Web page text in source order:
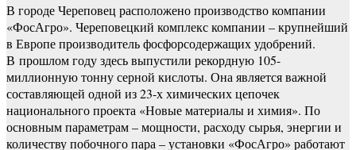
В городе Череповец расположено производство компании
«ФосАгро». Череповецкий комплекс компании – крупнейший
в Европе производитель фосфорсодержащих удобрений.
В прошлом году здесь выпустили рекордную 105-
миллионную тонну серной кислоты. Она является важной
составляющей одной из 23-х химических цепочек
национального проекта «Новые материалы и химия». По
основным параметрам – мощности, расходу сырья, энергии и
количеству побочного пара – установки «ФосАгро» работают